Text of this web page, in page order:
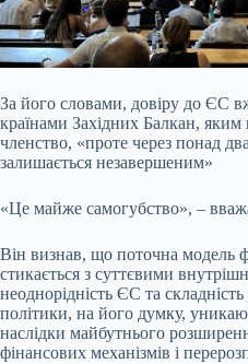
За його словами, довіру до ЄС
країнами Західних Балкан,
членство, «проте через понад
залишається незавершеним»
«Це майже самогубство», –
Він визнав, що поточна модель
стикається з суттєвими
неоднорідність ЄС та
політики, на його думку,
наслідки майбутнього
фінансових механізмів і